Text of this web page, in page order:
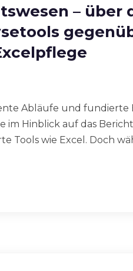
– über
Abläufe und fundierte
Hinblick auf das
Tools wie Excel. Doch